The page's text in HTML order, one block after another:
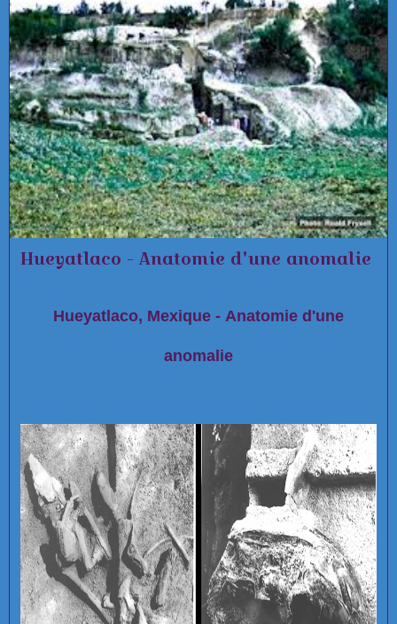
Hueyatlaco - Anatomie d'une anomalie
Hueyatlaco, Mexique - Anatomie d'une
anomalie